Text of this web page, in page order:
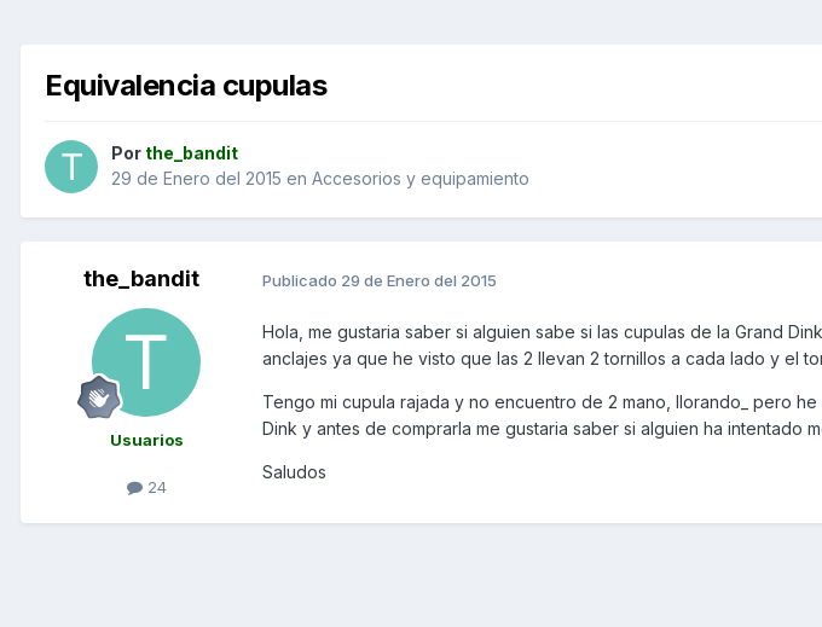
Equivalencia cupulas
Por the_bandit
29 de Enero del 2015 en Accesorios y equipamiento
the_bandit
Usuarios
24
Publicado 29 de Enero del 2015
Hola, me gustaria saber si alguien sabe si las cupulas de la Grand
anclajes ya que he visto que las 2 llevan 2 tornillos a cada lado y el
Tengo mi cupula rajada y no encuentro de 2 mano, llorando_ pero
Dink y antes de comprarla me gustaria saber si alguien ha intentado
Saludos